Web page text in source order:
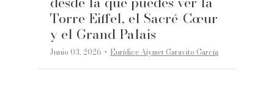
Torre Eiffel, el Sacré-Cœur
y el Grand Palais
Junio 03, 2026 ·Eurídice Aiymet Garavito García